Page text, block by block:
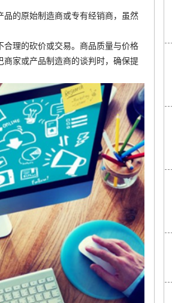
的原始制造商或专有经销商，虽然
理的砍价或交易。商品质量与价格
家或产品制造商的谈判时，确保提